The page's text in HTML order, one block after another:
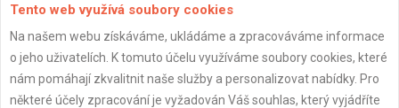
Dostupnost:
Tento web využívá soubory cookies
Na našem webu získáváme, ukládáme a zpracováváme informace
o jeho uživatelích. K tomuto účelu využíváme soubory cookies, které
nám pomáhají zkvalitnit naše služby a personalizovat nabídky. Pro
některé účely zpracování je vyžadován Váš souhlas, který vyjádříte